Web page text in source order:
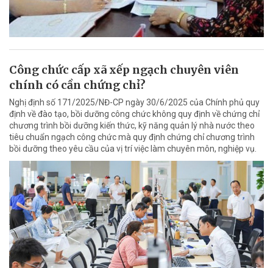
Công chức cấp xã xếp ngạch chuyên viên
chính có cần chứng chỉ?
Nghị định số 171/2025/NĐ-CP ngày 30/6/2025 của Chính phủ quy
định về đào tạo, bồi dưỡng công chức không quy định về chứng chỉ
chương trình bồi dưỡng kiến thức, kỹ năng quản lý nhà nước theo
tiêu chuẩn ngạch công chức mà quy định chứng chỉ chương trình
bồi dưỡng theo yêu cầu của vị trí việc làm chuyên môn, nghiệp vụ.